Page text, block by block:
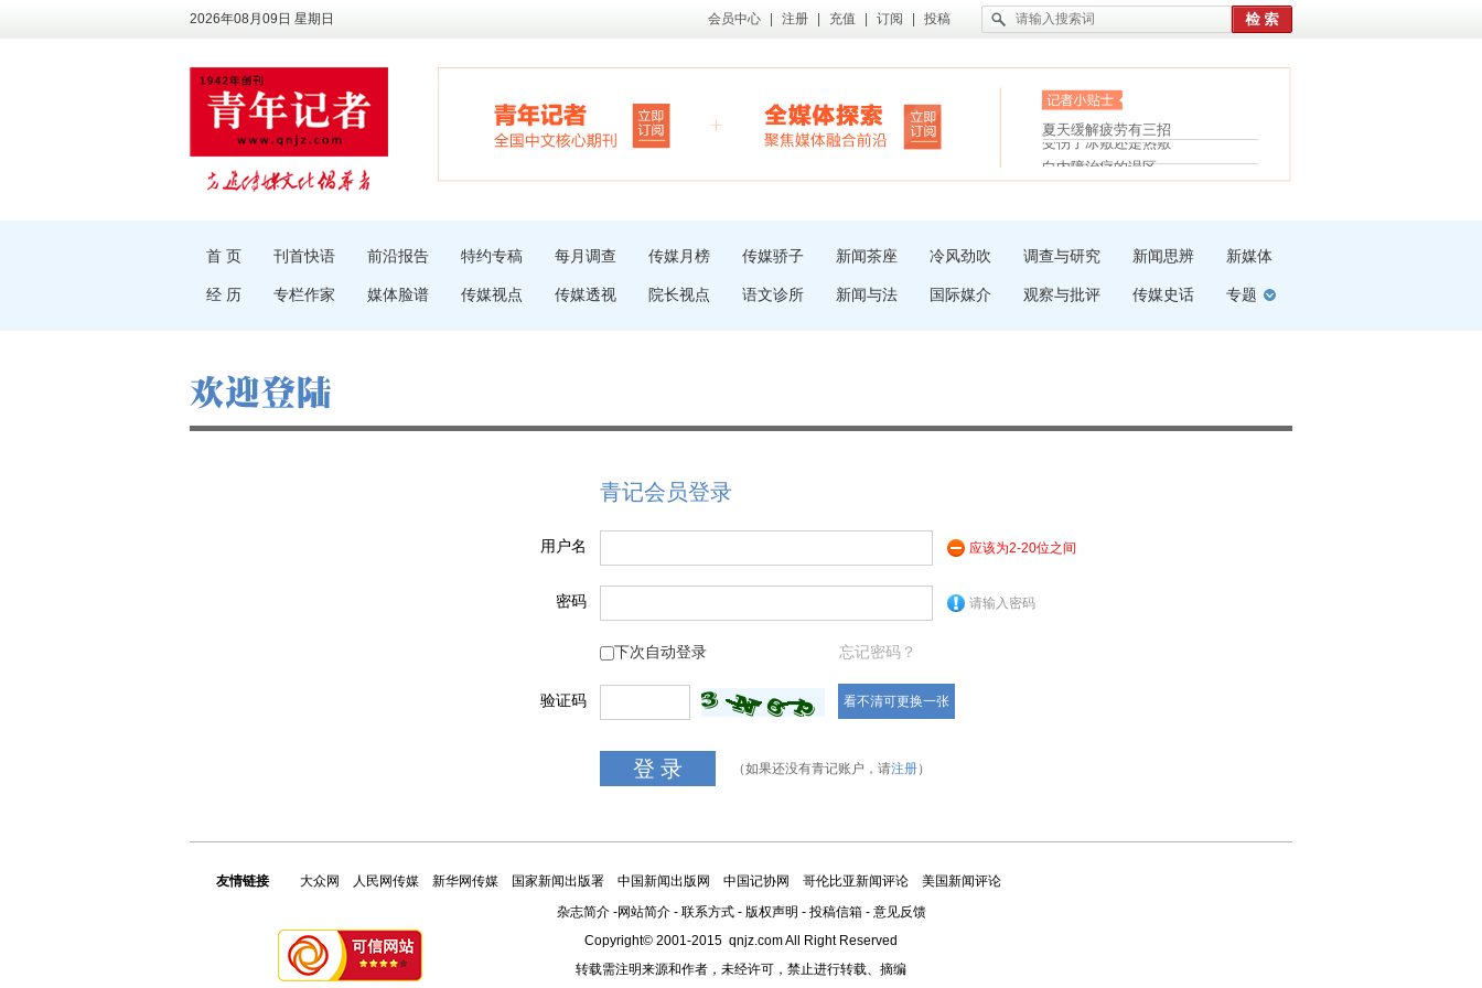
2026年08月09日 星期日 会员中心 注册 充值 订阅 投稿
“枝桠”“树桠”宜写成“枝...
夏天缓解疲劳有三招
护腰，摆脱六大坏习惯
受伤了冰敷还是热敷
白内障治疗的误区
首 页 刊首快语 前沿报告 特约专稿 每月调查 传媒月榜 传媒骄子 新闻茶座 冷风劲吹 调查与研究 新闻思辨 新媒体
经 历 专栏作家 媒体脸谱 传媒视点 传媒透视 院长视点 语文诊所 新闻与法 国际媒介 观察与批评 传媒史话 专题
青记会员登录
用户名 应该为2-20位之间
密码 请输入密码
下次自动登录 忘记密码？
验证码 看不清可更换一张
（如果还没有青记账户，请注册）
友情链接 大众网 人民网传媒 新华网传媒 国家新闻出版署 中国新闻出版网 中国记协网 哥伦比亚新闻评论
美国新闻评论
杂志简介-网站简介- 联系方式- 版权声明 - 投稿信箱- 意见反馈
Copyright© 2001-2015 qnjz.com All Right Reserved
转载需注明来源和作者，未经许可，禁止进行转载、摘编